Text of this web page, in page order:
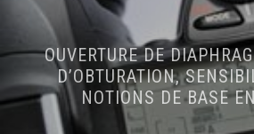
OUVERTURE DE
D’OBTURATION,
NOTIONS DE BASE